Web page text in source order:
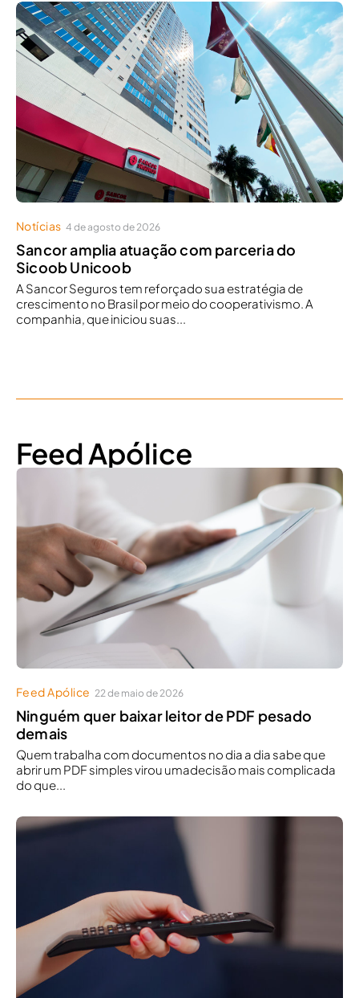
Notícias 4 de agosto de 2026
Sancor amplia atuação com parceria do
Sicoob Unicoob
A Sancor Seguros tem reforçado sua estratégia de
crescimento no Brasil por meio do cooperativismo. A
companhia, que iniciou suas...
Feed Apólice
Feed Apólice 22 de maio de 2026
Ninguém quer baixar leitor de PDF pesado
demais
Quem trabalha com documentos no dia a dia sabe que
abrir um PDF simples virou umadecisão mais complicada
do que...